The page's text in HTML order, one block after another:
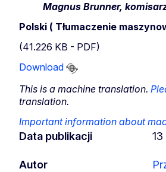
Magnus Brunner,
Polski ( Tłumaczenie
(41.226 KB - PDF)
Download
This is a machine translation.
translation.
Important information about
Data publikacji
Autor